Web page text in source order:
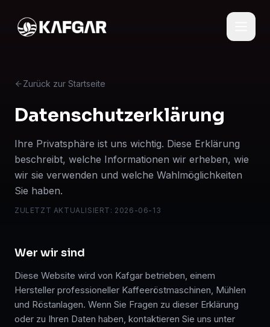
Zurück zur Startseite
Datenschutzerklärung
Ihre Privatsphäre ist uns wichtig. Diese Erklärung
beschreibt, welche Informationen wir erheben, wie
wir sie verwenden und welche Wahlmöglichkeiten
Sie haben.
ZULETZT AKTUALISIERT : 2026-06-13
Wer wir sind
Diese Website wird von Kafgar betrieben, einem
Hersteller professioneller Kaffeeröstmaschinen, Mühlen
und Röstanlagen. Wenn Sie Fragen zu dieser Erklärung
oder zu Ihren Daten haben, kontaktieren Sie uns unter